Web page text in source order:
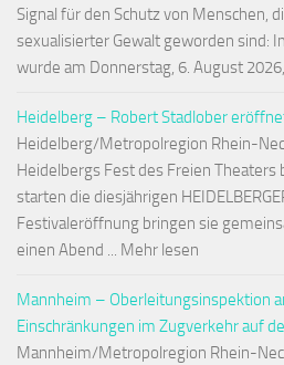
Signal für den Schutz von Menschen,
sexualisierter Gewalt geworden sind:
wurde am Donnerstag, 6. August
Heidelberg – Robert Stadlober
Heidelberg/Metropolregion Rhein-
Heidelbergs Fest des Freien Theaters
starten die diesjährigen
Festivaleröffnung bringen sie
einen Abend ... Mehr lesen
Mannheim – Oberleitungsinspektion
Einschränkungen im Zugverkehr auf
Mannheim/Metropolregion Rhein-